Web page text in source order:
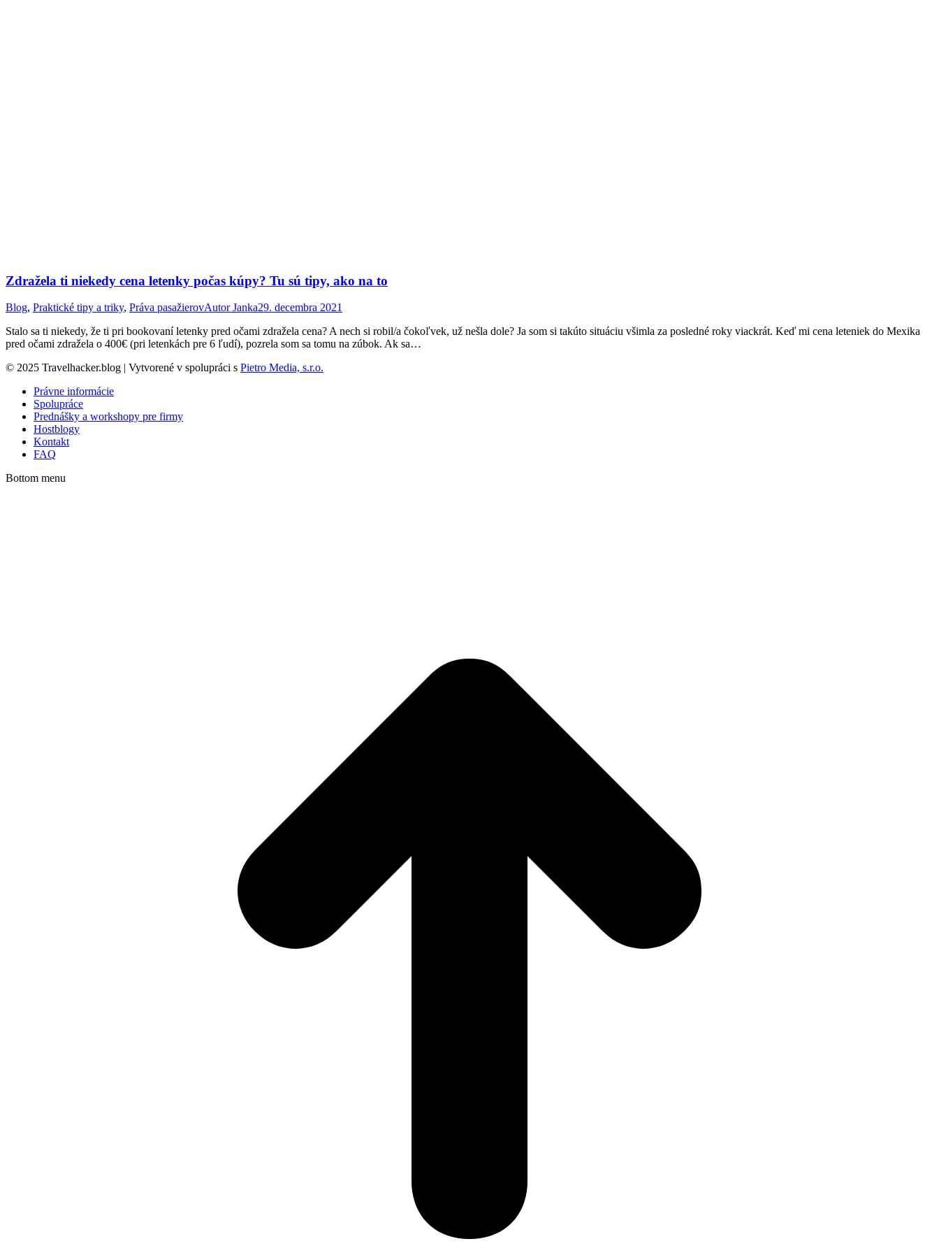
Zdražela ti niekedy cena letenky počas kúpy? Tu sú tipy, ako na to
Blog, Praktické tipy a triky, Práva pasažierovAutorJanka29. decembra 2021
Stalo sa ti niekedy, že ti pri bookovaní letenky pred očami zdražela cena? A nech si robil/a čokoľvek, už nešla dole? Ja som si takúto situáciu všimla za posledné roky viackrát. Keď mi cena leteniek do Mexika
pred očami zdražela o 400€ (pri letenkách pre 6 ľudí), pozrela som sa tomu na zúbok. Ak sa…
© 2025 Travelhacker.blog | Vytvorené v spolupráci s Pietro Media, s.r.o.
Právne informácie
Spolupráce
Prednášky a workshopy pre firmy
Hostblogy
Kontakt
FAQ
Bottom menu